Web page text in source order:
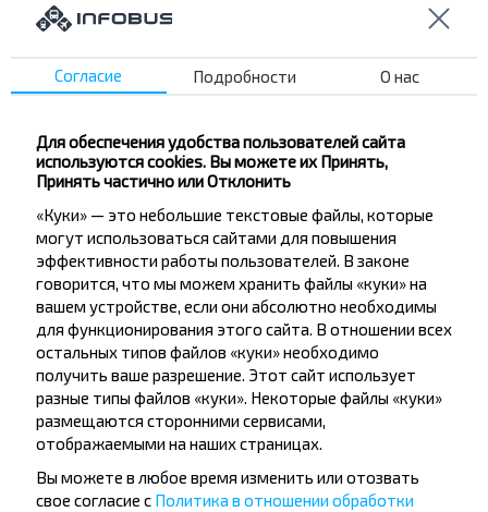
Хотите
путешествовать
Не пропусти специальные акции, скидки и
другие интересные предложения INFOBUS.
Подпишись на получение новостей и
путешествуй с нами дешевле!
Подписаться
Согласие Подробности О нас
Для обеспечения удобства пользователей сайта
используются cookies. Вы можете их Принять,
Принять частично или Отклонить
«Куки» — это небольшие текстовые файлы, которые
могут использоваться сайтами для повышения
эффективности работы пользователей. В законе
говорится, что мы можем хранить файлы «куки» на
вашем устройстве, если они абсолютно необходимы
для функционирования этого сайта. В отношении всех
остальных типов файлов «куки» необходимо
получить ваше разрешение. Этот сайт использует
разные типы файлов «куки». Некоторые файлы «куки»
размещаются сторонними сервисами,
отображаемыми на наших страницах.
Вы можете в любое время изменить или отозвать
свое согласие с Политика в отношении обработки